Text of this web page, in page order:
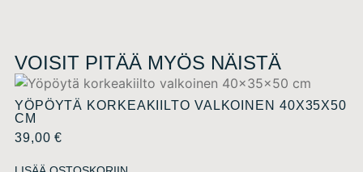
VOISIT PITÄÄ MYÖS NÄISTÄ
YÖPÖYTÄ KORKEAKIILTO VALKOINEN 40X35X50
CM
39,00€